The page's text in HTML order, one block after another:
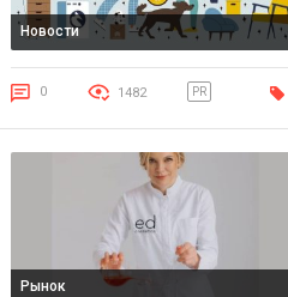
Новости
0 1482 PR
Рынок